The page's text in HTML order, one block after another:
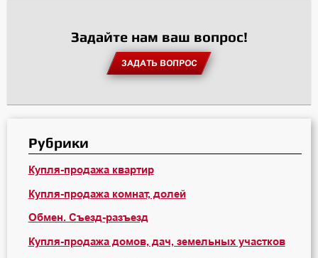
Задайте нам ваш вопрос!
ЗАДАТЬ ВОПРОС
Рубрики
Купля-продажа квартир
Купля-продажа комнат, долей
Обмен. Съезд-разъезд
Купля-продажа домов, дач, земельных участков